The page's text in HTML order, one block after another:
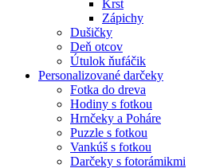
Krst
Zápichy
Dušičky
Deň otcov
Útulok ňufáčik
Personalizované darčeky
Fotka do dreva
Hodiny s fotkou
Hrnčeky a Poháre
Puzzle s fotkou
Vankúš s fotkou
Darčeky s fotorámikmi